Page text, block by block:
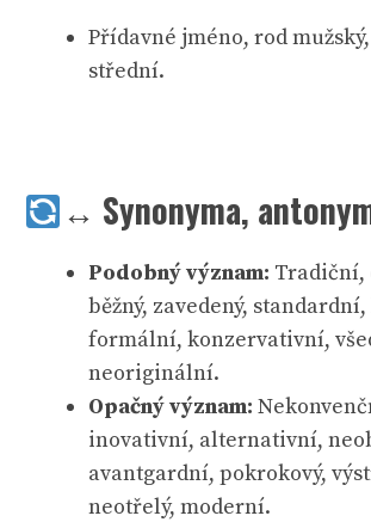
Přídavné jméno, rod
střední.
↔️ Synonyma, a
Podobný význam: Tradiční,
běžný, zavedený,
formální, konzervativní,
neoriginální.
Opačný význam:
inovativní, alternativní,
avantgardní, pokrokový,
neotřelý, moderní.